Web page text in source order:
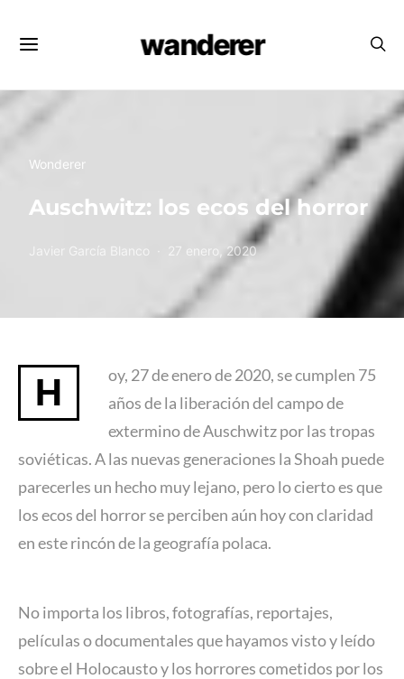
wanderer
Wonderer
Auschwitz: los ecos del horror
Javier García Blanco 27 enero, 2020
H
oy, 27 de enero de 2020, se cumplen 75
años de la liberación del campo de
extermino de Auschwitz por las tropas
soviéticas. A las nuevas generaciones la Shoah puede
parecerles un hecho muy lejano, pero lo cierto es que
los ecos del horror se perciben aún hoy con claridad
en este rincón de la geografía polaca.
No importa los libros, fotografías, reportajes,
películas o documentales que hayamos visto y leído
sobre el Holocausto y los horrores cometidos por los